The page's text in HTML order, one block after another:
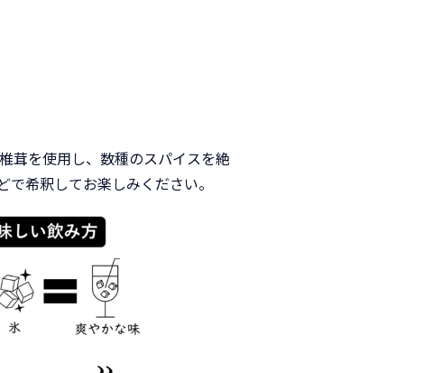
茸を使用し、数種のスパイスを絶
希釈してお楽しみください。